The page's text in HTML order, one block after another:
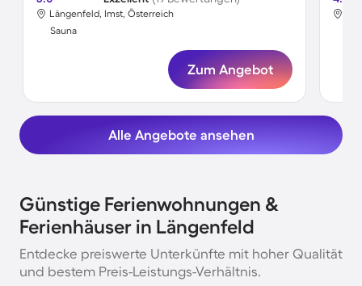
Längenfeld, Imst, Österreich
Sauna
Zum Angebot
Alle Angebote ansehen
Günstige Ferienwohnungen &
Ferienhäuser in Längenfeld
Entdecke preiswerte Unterkünfte mit hoher Qualität
und bestem Preis-Leistungs-Verhältnis.